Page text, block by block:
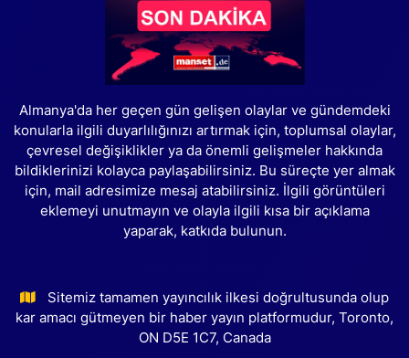
Almanya'da her geçen gün gelişen olaylar ve gündemdeki
konularla ilgili duyarlılığınızı artırmak için, toplumsal olaylar,
çevresel değişiklikler ya da önemli gelişmeler hakkında
bildiklerinizi kolayca paylaşabilirsiniz. Bu süreçte yer almak
için, mail adresimize mesaj atabilirsiniz. İlgili görüntüleri
eklemeyi unutmayın ve olayla ilgili kısa bir açıklama
yaparak, katkıda bulunun.
Sitemiz tamamen yayıncılık ilkesi doğrultusunda olup
kar amacı gütmeyen bir haber yayın platformudur, Toronto,
ON D5E 1C7, Canada